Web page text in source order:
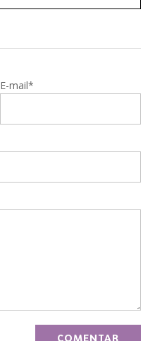
E-mail*